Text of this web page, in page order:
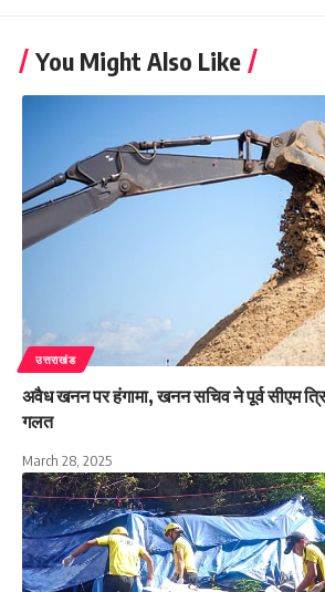
You Might Also Like
उत्तराखंड
अवैध खनन पर हंगामा, खनन सचिव ने पूर्व सीएम
गलत
March 28, 2025